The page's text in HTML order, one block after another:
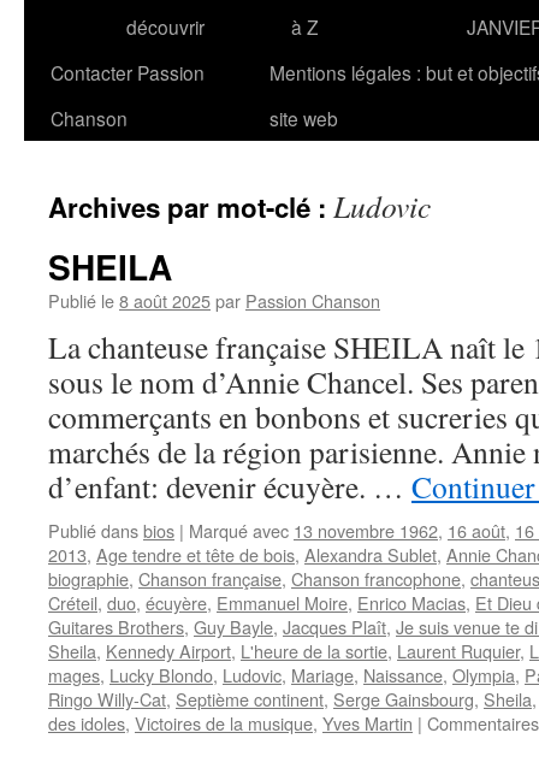
découvrir
à Z
Contacter Passion
Chanson
Mentions légales : but et
site web
Archives par mot-clé : Ludovic
SHEILA
Publié le8 août 2025par Passion Chanson
La chanteuse française SHEILA naît le
sous le nom d’Annie Chancel. Ses
commerçants en bonbons et sucreries
marchés de la région parisienne.
d’enfant: devenir écuyère. …
Publié dansbios | Marqué avec 13 novembre 1962, 16 août,
2013, Age tendre et tête de bois, Alexandra Sublet, Annie
biographie, Chanson française, Chanson francophone,
Créteil, duo, écuyère, Emmanuel Moire, Enrico Macias, Et Dieu
Guitares Brothers, Guy Bayle, Jacques Plaît, Je suis venue te
Sheila, Kennedy Airport, L'heure de la sortie, Laurent Ruquier,
mages, Lucky Blondo, Ludovic, Mariage, Naissance, Olympia,
Ringo Willy-Cat, Septième continent, Serge Gainsbourg, Sheila
des idoles, Victoires de la musique, Yves Martin |